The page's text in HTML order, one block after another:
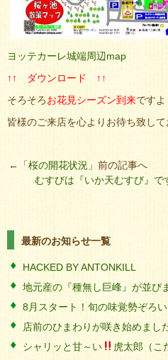
ヨッテカーレ城端周辺map
↑↑ ダウンロード ↑↑
そろそろお花見シーズン到来ですよ
皆様のご来店を心よりお待ち致して
←「桜の開花状況 」前の記事へ
むすびは『いか天むすび』で
最新のお知らせ一覧
HACKED BY ANTONKILL
地元産の『種無し巨峰』が並び
8月スタート！旬の味覚勢ぞろい
店前のひまわりが咲き始めまし
シャリッと甘～い
虎太郎（こ